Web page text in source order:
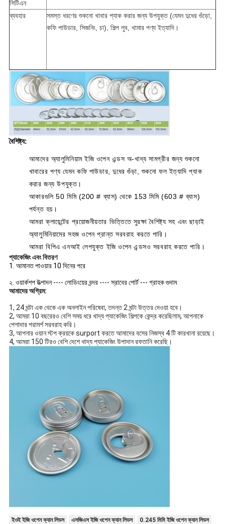
সিটিএন
ব্যবহার
সমস্ত ধরণের শুকনো খাবার প্যাক করার জন্য উপযুক্ত (যেমন দুধের গুঁড়ো,
কফি পাউডার, সিজনিং, চা), শিল্প লুব, খামার পণ্য ইত্যাদি।
বৈশিষ্ট্য:
আমাদের অ্যালুমিনিয়াম ইজি ওপেন এন্ডস অ-খাদ্য সামগ্রীর জন্য শুকনো
খাবারের পণ্য যেমন কফি পাউডার, দুধের গুঁড়া, শুকনো ফল ইত্যাদি প্যাক
করার জন্য উপযুক্ত।
আকারগুলি 50 মিমি (200 # ব্যাস) থেকে 153 মিমি (603 # ব্যাস)
পর্যন্ত হয়।
আমরা ক্লায়েন্টের প্রয়োজনীয়তার ভিত্তিতে সুরক্ষা বৈশিষ্ট্য সহ এবং ছাড়াই
অ্যালুমিনিয়ামের সহজ ওপেন প্রান্ত সরবরাহ করতে পারি।
আমরা বিপিএ এনআই লেপযুক্ত ইজি ওপেন এন্ডসও সরবরাহ করতে পারি।
প্যাকেজিং এবং বিতরণ
1. আমানত পাওয়ার 10 দিনের পরে
২. ওয়ার্কশপ উত্পাদন ---- লোডিংয়ের বন্দর ---- স্রাবের পোর্ট --- গ্রাহক গুদাম
আমাদের অগ্রিম:
1, 24 ঘন্টা এক থেকে এক অনলাইন পরিষেবা, তদন্ত 2 ঘন্টা উত্তর দেওয়া হবে।
2, আমরা 10 বছরেরও বেশি সময় ধরে খাদ্য প্যাকেজিং শিল্পকে কেন্দ্র করেছিলাম, আপনাকে
পেশাদার পরামর্শ সরবরাহ করি।
3, আপনার ওয়ান স্টপ ক্রয়কে surport করতে আমাদের বসের নিজস্ব 4 টি কারখানা রয়েছে।
4, আমরা 150 টিরও বেশি দেশে খাদ্য প্যাকেজিং উপাদান রফতানি করেছি।
ইওই ইজি ওপেন ক্যান লিডস এসজিএস ইজি ওপেন ক্যান লিডস 0.245 মিমি ইজি ওপেন ক্যান লিডস